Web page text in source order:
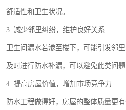
舒适性和卫生状况。
3. 减少邻里纠纷，维护良好关系
卫生间漏水若渗至楼下，可能引发邻
及时进行防水补漏，可以避免此类问
4. 提高房屋价值，增加市场竞争力
防水工程做得好，房屋的整体质量更有